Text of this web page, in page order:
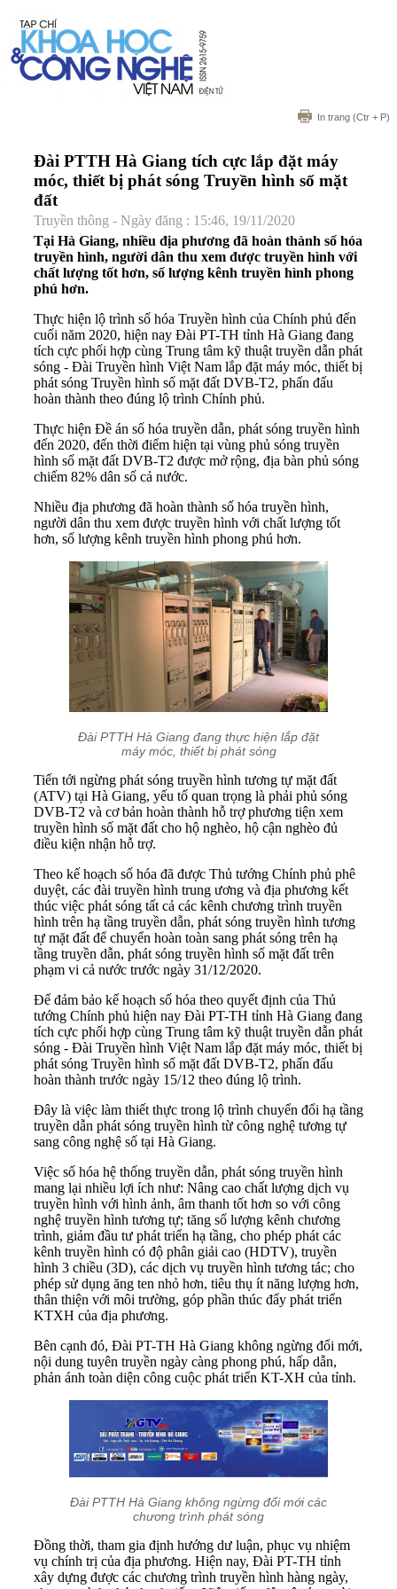
In trang (Ctr + P)
Đài PTTH Hà Giang tích cực lắp đặt máy
móc, thiết bị phát sóng Truyền hình số mặt
đất
Truyền thông - Ngày đăng : 15:46, 19/11/2020
Tại Hà Giang, nhiều địa phương đã hoàn thành số hóa
truyền hình, người dân thu xem được truyền hình với
chất lượng tốt hơn, số lượng kênh truyền hình phong
phú hơn.
Thực hiện lộ trình số hóa Truyền hình của Chính phủ đến
cuối năm 2020, hiện nay Đài PT-TH tỉnh Hà Giang đang
tích cực phối hợp cùng Trung tâm kỹ thuật truyền dẫn phát
sóng - Đài Truyền hình Việt Nam lắp đặt máy móc, thiết bị
phát sóng Truyền hình số mặt đất DVB-T2, phấn đấu
hoàn thành theo đúng lộ trình Chính phủ.
Thực hiện Đề án số hóa truyền dẫn, phát sóng truyền hình
đến 2020, đến thời điểm hiện tại vùng phủ sóng truyền
hình số mặt đất DVB-T2 được mở rộng, địa bàn phủ sóng
chiếm 82% dân số cả nước.
Nhiều địa phương đã hoàn thành số hóa truyền hình,
người dân thu xem được truyền hình với chất lượng tốt
hơn, số lượng kênh truyền hình phong phú hơn.
Đài PTTH Hà Giang đang thực hiện lắp đặt
máy móc, thiết bị phát sóng
Tiến tới ngừng phát sóng truyền hình tương tự mặt đất
(ATV) tại Hà Giang, yếu tố quan trọng là phải phủ sóng
DVB-T2 và cơ bản hoàn thành hỗ trợ phương tiện xem
truyền hình số mặt đất cho hộ nghèo, hộ cận nghèo đủ
điều kiện nhận hỗ trợ.
Theo kế hoạch số hóa đã được Thủ tướng Chính phủ phê
duyệt, các đài truyền hình trung ương và địa phương kết
thúc việc phát sóng tất cả các kênh chương trình truyền
hình trên hạ tầng truyền dẫn, phát sóng truyền hình tương
tự mặt đất để chuyển hoàn toàn sang phát sóng trên hạ
tầng truyền dẫn, phát sóng truyền hình số mặt đất trên
phạm vi cả nước trước ngày 31/12/2020.
Để đảm bảo kế hoạch số hóa theo quyết định của Thủ
tướng Chính phủ hiện nay Đài PT-TH tỉnh Hà Giang đang
tích cực phối hợp cùng Trung tâm kỹ thuật truyền dẫn phát
sóng - Đài Truyền hình Việt Nam lắp đặt máy móc, thiết bị
phát sóng Truyền hình số mặt đất DVB-T2, phấn đấu
hoàn thành trước ngày 15/12 theo đúng lộ trình.
Đây là việc làm thiết thực trong lộ trình chuyển đổi hạ tầng
truyền dẫn phát sóng truyền hình từ công nghệ tương tự
sang công nghệ số tại Hà Giang.
Việc số hóa hệ thống truyền dẫn, phát sóng truyền hình
mang lại nhiều lợi ích như: Nâng cao chất lượng dịch vụ
truyền hình với hình ảnh, âm thanh tốt hơn so với công
nghệ truyền hình tương tự; tăng số lượng kênh chương
trình, giảm đầu tư phát triển hạ tầng, cho phép phát các
kênh truyền hình có độ phân giải cao (HDTV), truyền
hình 3 chiều (3D), các dịch vụ truyền hình tương tác; cho
phép sử dụng ăng ten nhỏ hơn, tiêu thụ ít năng lượng hơn,
thân thiện với môi trường, góp phần thúc đẩy phát triển
KTXH của địa phương.
Bên cạnh đó, Đài PT-TH Hà Giang không ngừng đổi mới,
nội dung tuyên truyền ngày càng phong phú, hấp dẫn,
phản ánh toàn diện công cuộc phát triển KT-XH của tỉnh.
Đài PTTH Hà Giang không ngừng đổi mới các
chương trình phát sóng
Đồng thời, tham gia định hướng dư luận, phục vụ nhiệm
vụ chính trị của địa phương. Hiện nay, Đài PT-TH tỉnh
xây dựng được các chương trình truyền hình hàng ngày,